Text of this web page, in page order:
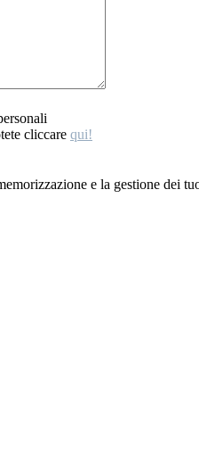
cliccare qui!
e la gestione dei